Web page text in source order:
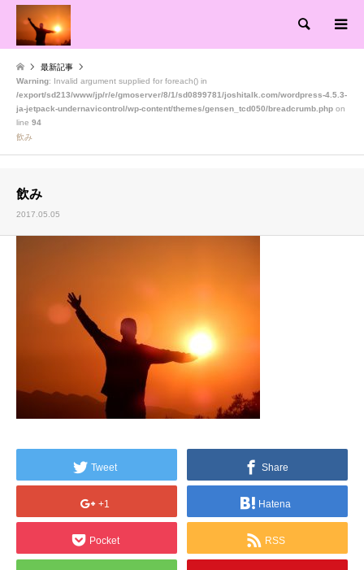
検索
最新記事
Warning: Invalid argument supplied for foreach() in
/export/sd213/www/jp/r/e/gmoserver/8/1/sd0899781/joshitalk.com/wordpress-4.5.3-
ja-jetpack-undernavicontrol/wp-content/themes/gensen_tcd050/breadcrumb.php on
line 94
飲み
飲み
2017.05.05
Tweet Share
+1 Hatena
Pocket RSS